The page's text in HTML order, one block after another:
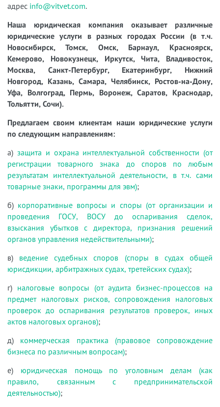
адрес info@vitvet.com.
Наша юридическая компания оказывает различные
юридические услуги в разных городах России (в т.ч.
Новосибирск, Томск, Омск, Барнаул, Красноярск,
Кемерово, Новокузнецк, Иркутск, Чита, Владивосток,
Москва, Санкт-Петербург, Екатеринбург, Нижний
Новгород, Казань, Самара, Челябинск, Ростов-на-Дону,
Уфа, Волгоград, Пермь, Воронеж, Саратов, Краснодар,
Тольятти, Сочи).
Предлагаем своим клиентам наши юридические услуги
по следующим направлениям:
а) защита и охрана интеллектуальной собственности (от
регистрации товарного знака до споров по любым
результатам интеллектуальной деятельности, в т.ч. сами
товарные знаки, программы для эвм);
б) корпоративные вопросы и споры (от организации и
проведения ГОСУ, ВОСУ до оспаривания сделок,
взыскания убытков с директора, признания решений
органов управления недействительными);
в) ведение судебных споров (споры в судах общей
юрисдикции, арбитражных судах, третейских судах);
г) налоговые вопросы (от аудита бизнес-процессов на
предмет налоговых рисков, сопровождения налоговых
проверок до оспаривания результатов проверок, иных
актов налоговых органов);
д) коммерческая практика (правовое сопровождение
бизнеса по различным вопросам);
е) юридическая помощь по уголовным делам (как
правило, связанным с предпринимательской
деятельностью);